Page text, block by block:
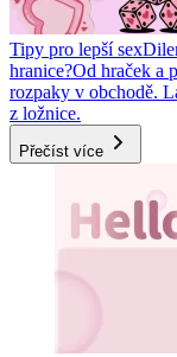
Tipy pro lepší sex
hranice?Od hraček a
rozpaky v obchodě.
z ložnice.
Přečíst více